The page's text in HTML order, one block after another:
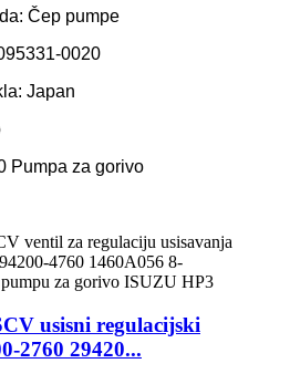
Čep pumpe
0020
Japan
Pumpa za gorivo
usisni regulacijski
2760 29420...